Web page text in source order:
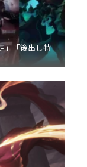
」「後出し特